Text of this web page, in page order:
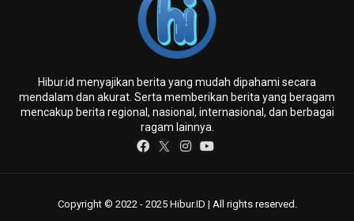
Hibur.id menyajikan berita yang mudah dipahami secara
mendalam dan akurat. Serta memberikan berita yang beragam
mencakup berita regional, nasional, internasional, dan berbagai
ragam lainnya.
Copyright © 2022 - 2025 Hibur.ID | All rights reserved.